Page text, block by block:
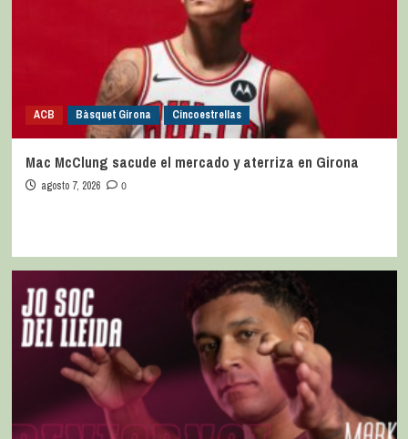
ACB Bàsquet Girona Cincoestrellas
Mac McClung sacude el mercado y aterriza en Girona
agosto 7, 2026 0